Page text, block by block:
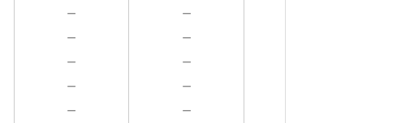
－
－
－
－
－
－
－
－
－
－